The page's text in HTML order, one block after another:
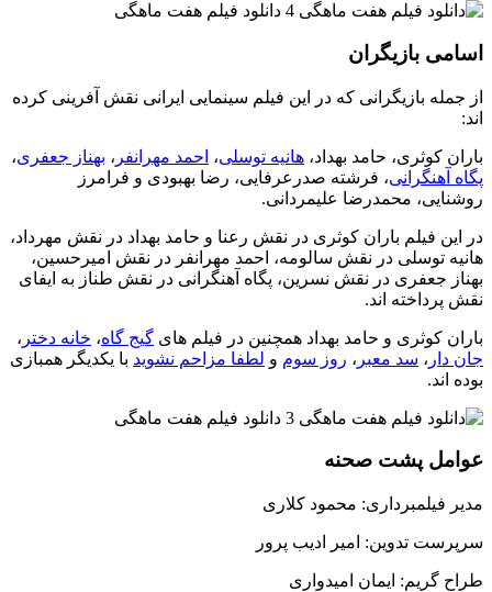
اسامی بازیگران
از جمله بازیگرانی که در این فیلم سینمایی ایرانی نقش آفرینی کرده
اند:
باران کوثری، حامد بهداد، هانیه توسلی، احمد مهرانفر ، بهناز جعفری،
پگاه آهنگرانی، فرشته صدرعرفایی، رضا بهبودی و فرامرز
روشنایی، محمدرضا علیمردانی.
در این فیلم باران کوثری در نقش رعنا و حامد بهداد در نقش مهرداد،
هانیه توسلی در نقش سالومه، احمد مهرانفر در نقش امیرحسین،
بهناز جعفری در نقش نسرین، پگاه آهنگرانی در نقش طناز به ایفای
نقش پرداخته اند.
باران کوثری و حامد بهداد همچنین در فیلم های گیج گاه، خانه دختر ،
جان دار ، سد معبر ، روز سوم و لطفا مزاحم نشوید با یکدیگر همبازی
بوده اند.
عوامل پشت صحنه
مدیر فیلمبرداری: محمود کلاری
سرپرست تدوین: امیر ادیب پرور
طراح گریم: ایمان امیدواری